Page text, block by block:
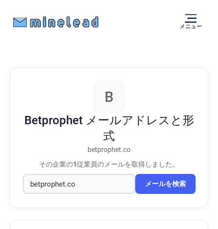
メニュー
B
Betprophet メールアドレスと形
式
betprophet.co
その企業の1従業員のメールを取得しました。
メールを検索